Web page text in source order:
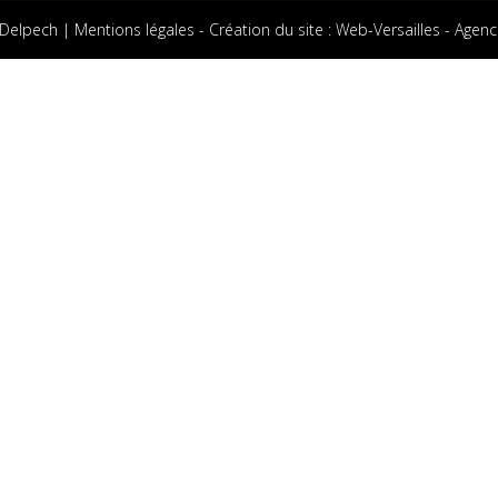
| Mentions légales - Création du site : Web-Versailles -